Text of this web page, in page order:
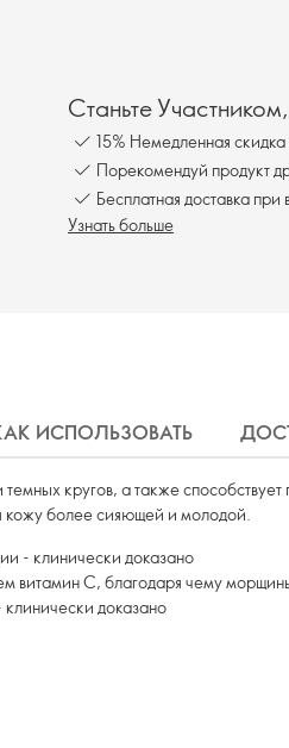
Станьте
15% Немедленная скидка
Порекомендуй продукт
Узнать больше
ИСПОЛЬЗОВАТЬ
кругов, а также
кожу более сияющей и молодой.
- клинически доказано
витамин С, благодаря чему
клинически доказано